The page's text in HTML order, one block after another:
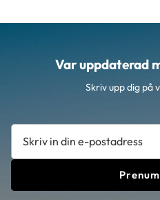
Var uppdaterad
Skriv upp dig på